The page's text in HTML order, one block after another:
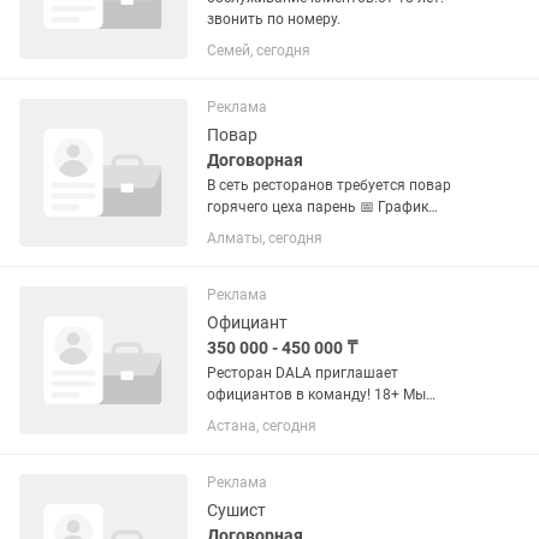
звонить по номеру.
Семей, сегодня
Реклама
Повар
Договорная
В сеть ресторанов требуется повар
горячего цеха парень 📅 График
работы: 6/1 ⏰ Время работы: • 12:00–
раза в месяц – двухразовое...
Алматы, сегодня
Реклама
Официант
350 000 - 450 000 ₸
Ресторан DALA приглашает
официантов в команду! 18+ Мы
предлагаем: Зарплата от 350 000 до
450 000 тг в месяц 5 000 тг за смену +
Рабочее время: с 09:30 до...
Астана, сегодня
Реклама
Сушист